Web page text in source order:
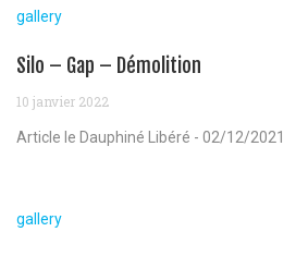
gallery
Silo – Gap – Démolition
10 janvier 2022
Article le Dauphiné Libéré - 02/12/2021
gallery